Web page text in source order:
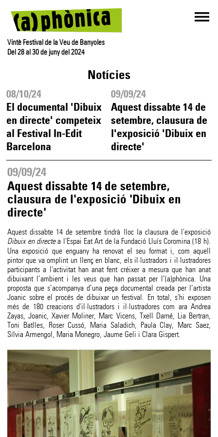
Vintè Festival de la Veu de Banyoles
Del 28 al 30 de juny del 2024
Notícies
08/10/24
El documental 'Dibuix
en directe' competeix
al Festival In-Edit
Barcelona
09/09/24
Aquest dissabte 14 de
setembre, clausura de
l'exposició 'Dibuix en
directe'
09/09/24
Aquest dissabte 14 de setembre,
clausura de l'exposició 'Dibuix en
directe'
Aquest dissabte 14 de setembre tindrà lloc la clausura de l'exposició
Dibuix en directea l'Espai Eat Art de la Fundació Lluís Coromina (18 h).
Una exposició que enguany ha renovat el seu format i, com aquell
pintor que va omplint un llenç en blanc, els il·lustradors i il·lustradores
participants a l'activitat han anat fent créixer a mesura que han anat
dibuixant l’ambient i les veus que han passat per l’(a)phònica. Una
proposta que s’acompanya d’una peça documental creada per l’artista
Joanic sobre el procés de dibuixar un festival. En total, s'hi exposen
més de 180 creacions d'il·lustradors i il·lustradores com ara Andrea
Zayas, Joanic, Xavier Moliner, Marc Vicens, Txell Darné, Lia Bertran,
Toni Batlles, Roser Cussó, Maria Saladich, Paula Clay, Marc Saez,
Sílvia Armengol, Maria Monegro, Jaume Geli i Clara Gispert.